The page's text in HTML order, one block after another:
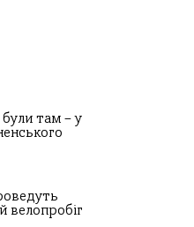
були там – у
велопробіг